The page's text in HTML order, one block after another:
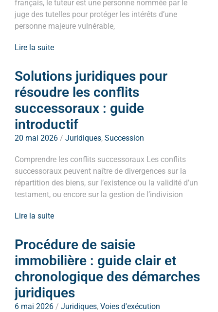
français, le tuteur est une personne nommée par le
juge des tutelles pour protéger les intérêts d’une
personne majeure vulnérable,
Lire la suite
Solutions juridiques pour
résoudre les conflits
successoraux : guide
introductif
20 mai 2026 / Juridiques, Succession
Comprendre les conflits successoraux Les conflits
successoraux peuvent naître de divergences sur la
répartition des biens, sur l’existence ou la validité d’un
testament, ou encore sur la gestion de l’indivision
Lire la suite
Procédure de saisie
immobilière : guide clair et
chronologique des démarches
juridiques
6 mai 2026 / Juridiques, Voies d'exécution